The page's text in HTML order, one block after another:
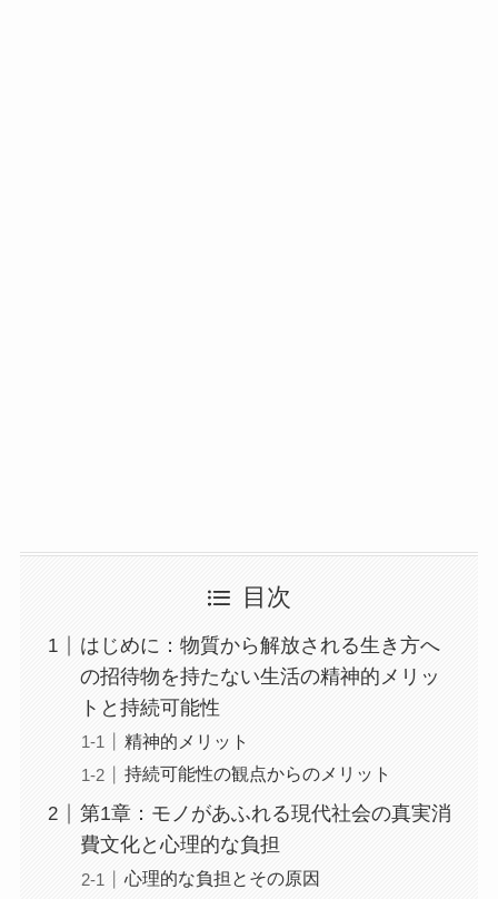
目次
はじめに：物質から解放される生き方へ
の招待物を持たない生活の精神的メリッ
トと持続可能性
精神的メリット
持続可能性の観点からのメリット
第1章：モノがあふれる現代社会の真実消
費文化と心理的な負担
心理的な負担とその原因